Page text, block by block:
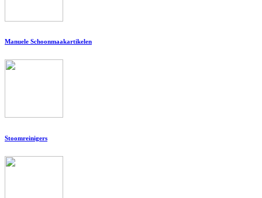
Manuele Schoonmaakartikelen
Stoomreinigers